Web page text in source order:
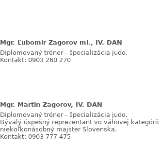
Mgr. Ľubomír Zagorov ml., IV. DAN
Diplomovaný tréner - špecializácia judo.
Kontakt: 0903 260 270
Mgr. Martin Zagorov, IV. DAN
Diplomovaný tréner - špecializácia judo.
Bývalý úspešný reprezentant vo váhovej
niekoľkonásobný majster Slovenska.
Kontakt: 0903 777 475